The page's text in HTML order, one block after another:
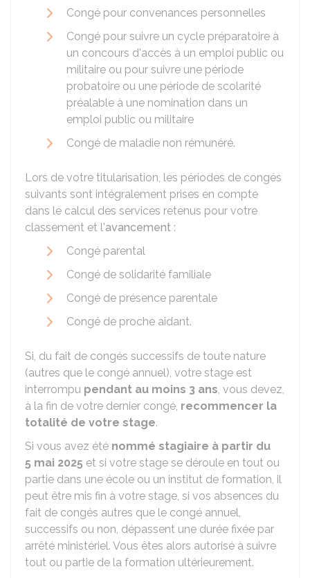
Congé pour convenances personnelles
Congé pour suivre un cycle préparatoire à
un concours d'accès à un emploi public ou
militaire ou pour suivre une période
probatoire ou une période de scolarité
préalable à une nomination dans un
emploi public ou militaire
Congé de maladie non rémunéré.
Lors de votre titularisation, les périodes de congés
suivants sont intégralement prises en compte
dans le calcul des services retenus pour votre
classement et l'avancement :
Congé parental
Congé de solidarité familiale
Congé de présence parentale
Congé de proche aidant.
Si, du fait de congés successifs de toute nature
(autres que le congé annuel), votre stage est
interrompu pendant au moins 3 ans, vous devez,
à la fin de votre dernier congé, recommencer la
totalité de votre stage.
Si vous avez été nommé stagiaire à partir du
5 mai 2025 et si votre stage se déroule en tout ou
partie dans une école ou un institut de formation, il
peut être mis fin à votre stage, si vos absences du
fait de congés autres que le congé annuel,
successifs ou non, dépassent une durée fixée par
arrêté ministériel. Vous êtes alors autorisé à suivre
tout ou partie de la formation ultérieurement.